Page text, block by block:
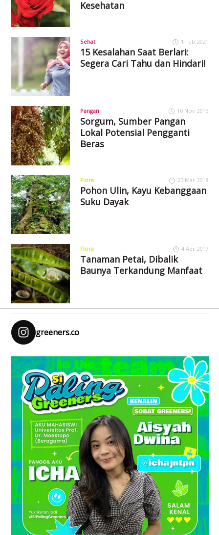
Kesehatan
Sehat 1 Feb 2021
15 Kesalahan Saat Berlari:
Segera Cari Tahu dan Hindari!
Pangan 10 Nov 2015
Sorgum, Sumber Pangan
Lokal Potensial Pengganti
Beras
Flora 23 Mar 2018
Pohon Ulin, Kayu Kebanggaan
Suku Dayak
Flora 4 Apr 2017
Tanaman Petai, Dibalik
Baunya Terkandung Manfaat
greeners.co